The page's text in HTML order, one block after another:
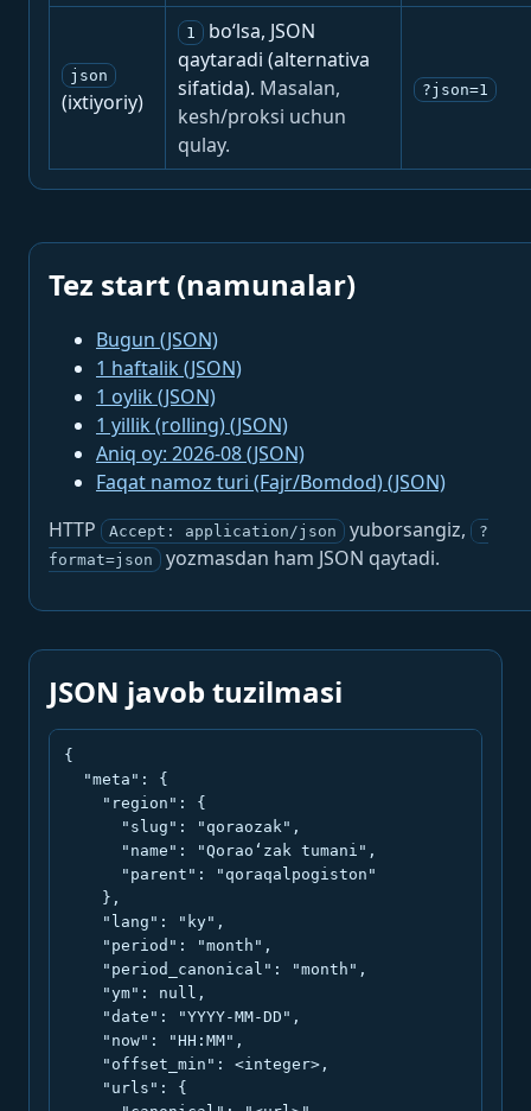
json
(ixtiyoriy)
1
bo‘lsa, JSON
qaytaradi (alternativa
sifatida). Masalan,
kesh/proksi uchun
qulay.
?json=1
Tez start (namunalar)
Bugun (JSON)
1 haftalik (JSON)
1 oylik (JSON)
1 yillik (rolling) (JSON)
Aniq oy: 2026-08 (JSON)
Faqat namoz turi (Fajr/Bomdod) (JSON)
HTTP
Accept: application/json yuborsangiz,
?
format=json
yozmasdan ham JSON qaytadi.
JSON javob tuzilmasi
{
  "meta": {
    "region": {
      "slug": "qoraozak",
      "name": "Qorao‘zak tumani",
      "parent": "qoraqalpogiston"
    },
    "lang": "ky",
    "period": "month",
    "period_canonical": "month",
    "ym": null,
    "date": "YYYY-MM-DD",
    "now": "HH:MM",
    "offset_min": <integer>,
    "urls": {